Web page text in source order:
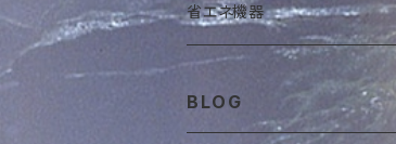
洗浄剤
強アルカリ洗浄剤GC-S
強酸洗浄剤ディスケーラー
省エネ機器
濾過機マルチサイクロン
BLOG